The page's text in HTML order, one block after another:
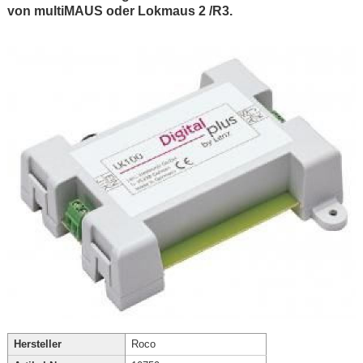
von multiMAUS oder Lokmaus 2 /R3.
Hersteller
Roco